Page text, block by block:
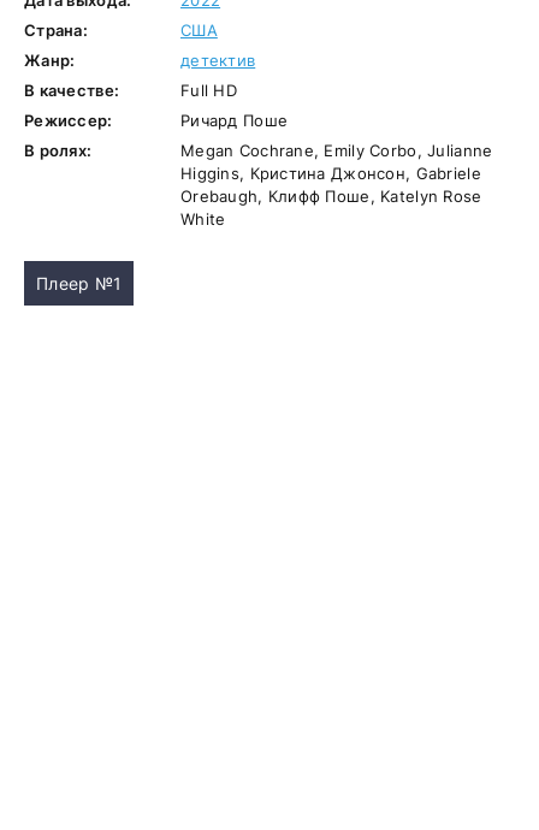
Страна:
США
Жанр:
детектив
В качестве:
Full HD
Режиссер:
Ричард Поше
В ролях:
Megan Cochrane, Emily Corbo, Julianne
Higgins, Кристина Джонсон, Gabriele
Orebaugh, Клифф Поше, Katelyn Rose
White
Плеер №1